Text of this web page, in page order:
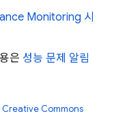
Monitoring 시
은 성능 문제 알림
Creative Commons